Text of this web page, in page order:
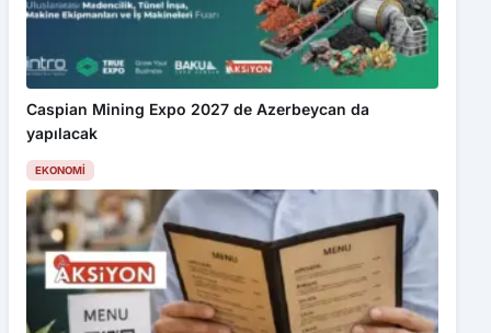
Caspian Mining Expo 2027 de Azerbeycan da
yapılacak
EKONOMI